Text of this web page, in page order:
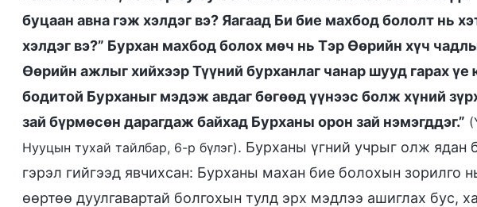
буцаан авна гэж хэлдэг вэ? Яагаад Би бие махбод бололт нь
хэлдэг вэ?” Бурхан махбод болох мөч нь Тэр Өөрийн хүч
Өөрийн ажлыг хийхээр Түүний бурханлаг чанар шууд гарах
бодитой Бурханыг мэдэж авдаг бөгөөд үүнээс болж хүний
зай бүрмөсөн дарагдаж байхад Бурханы орон зай нэмэгддэг.”
Нууцын тухай тайлбар, 6-р бүлэг). Бурханы үгний учрыг олж ядан
гэрэл гийгээд явчихсан: Бурханы махан бие болохын зорилго
өөртөө дуулгавартай болгохын тулд эрх мэдлээ ашиглах бус,